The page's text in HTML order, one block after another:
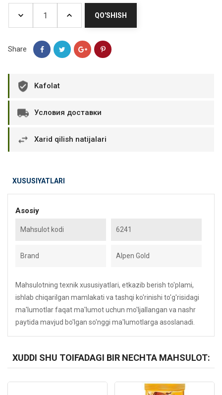
QO'SHISH
Share
Kafolat
Условия доставки
Xarid qilish natijalari
XUSUSIYATLARI
Asosiy
Mahsulot kodi 6241
Brand Alpen Gold
Mahsulotning texnik xususiyatlari, etkazib berish to'plami,
ishlab chiqarilgan mamlakati va tashqi ko'rinishi to'g'risidagi
ma'lumotlar faqat ma'lumot uchun mo'ljallangan va nashr
paytida mavjud bo'lgan so'nggi ma'lumotlarga asoslanadi.
XUDDI SHU TOIFADAGI BIR NECHTA MAHSULOT:
Kod: 6504